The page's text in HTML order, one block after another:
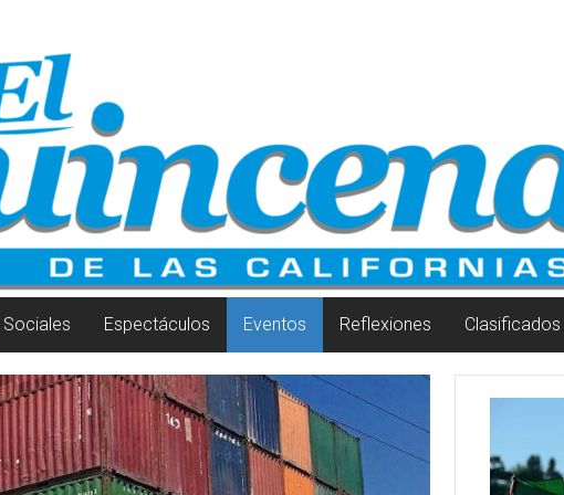
Sociales Espectáculos Eventos Reflexiones Clasificados